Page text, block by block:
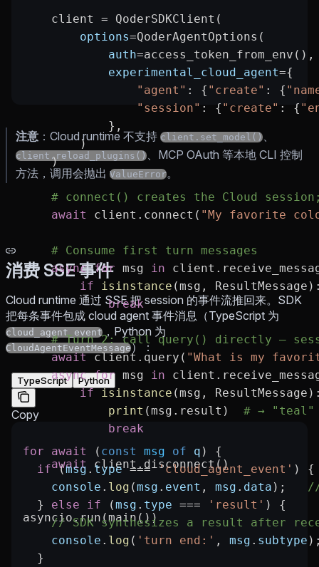
    client
= QoderSDKClient(
        options
=QoderAgentOptions(
            auth
=access_token_from_env(),
            experimental_cloud_agent
={
                "agent"
: { "create" : {
                "session"
: { "create" : {
            },
        )
    )
# connect() creates the Cloud
    await
client.connect( "My favorite
    # Consume first turn messages
    async
for msg in
        if
isinstance (msg,
            break
# Turn 2: call query() directly —
    await
client.query( "What is my
    async
for msg in
        if
isinstance (msg,
            print
(msg.result) # → "teal"
            break
    await
client.disconnect()
asyncio.run(main())
注意 ：Cloud runtime 不支持 client.set_model()、
client.reload_plugins()、MCP OAuth 等本地 CLI 控制
方法，调用会抛出 ValueError。
消费 SSE 事件
Cloud runtime 通过 SSE 把 session 的事件流推回来。SDK
把每条事件包成 cloud agent 事件消息（TypeScript 为
cloud_agent_event，Python 为
CloudAgentEventMessage）：
TypeScript Python
Copy
for await ( const msg of q ) {
  if
(msg . type === 'cloud_agent_event' ) {
    console
. log (msg . event , msg . data );
  }
else if (msg . type === 'result' ) {
// SDK synthesizes a result after
    console
. log ( 'turn end:' , msg . subtype
  }